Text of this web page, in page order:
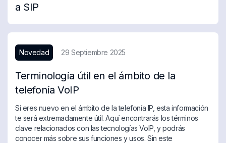
a SIP
Novedad 29 Septiembre 2025
Terminología útil en el ámbito de la
telefonía VoIP
Si eres nuevo en el ámbito de la telefonía IP, esta información
te será extremadamente útil. Aquí encontrarás los términos
clave relacionados con las tecnologías VoIP, y podrás
conocer más sobre sus funciones y usos. Sin este